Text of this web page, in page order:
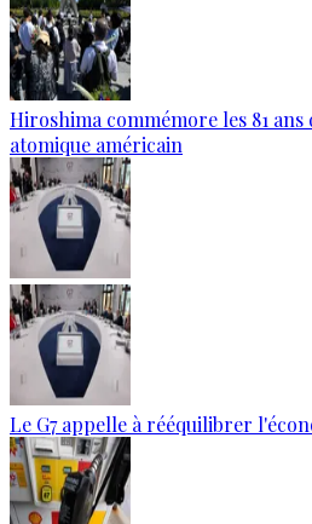
Hiroshima commémore les 81
atomique américain
Le G7 appelle à rééquilibrer